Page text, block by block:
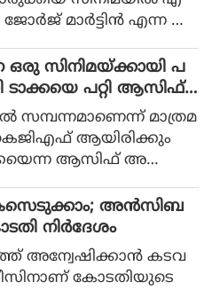
മാര്‍ട്ടിന്‍ എന്ന ക
മമ്മൂട്ടി എത്തിയത്.
പിടികൂടാനായി ഉ
സംസ്ഥാനങ്ങളിലേക്ക്
പോലീസ് സംഘ
2023ല്‍ പുറ
സിനിമ പറഞ്ഞത്.
സിനിമയ്ക്കായി പ
ടാക്കയെ പറ്റി ആസിഫ്
മാത്രമ
കെജിഎഫ് ആയിരിക്കും
ആസിഫ് അ
ഒപ്പം വി എ
ആസിഫ് അലി
വിശ്വാസവും സിനിമ
ഹൈപ്പ് നല്‍കിയിട്ടുണ്ട്.
അൻസിബ
നിർദേശം
അന്വേഷിക്കാൻ കടവ
കോടതിയുടെ